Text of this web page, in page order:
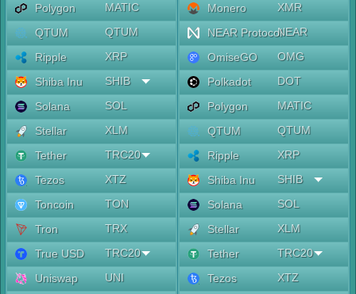
Polygon
MATIC
QTUM
QTUM
Ripple
XRP
Shiba Inu
SHIB
Solana
SOL
Stellar
XLM
Tether
TRC20
Tezos
XTZ
Toncoin
TON
Tron
TRX
True USD
TRC20
Uniswap
UNI
Monero
XMR
NEAR ProtocolNEAR
OmiseGO
OMG
Polkadot
DOT
Polygon
MATIC
QTUM
QTUM
Ripple
XRP
Shiba Inu
SHIB
Solana
SOL
Stellar
XLM
Tether
TRC20
Tezos
XTZ